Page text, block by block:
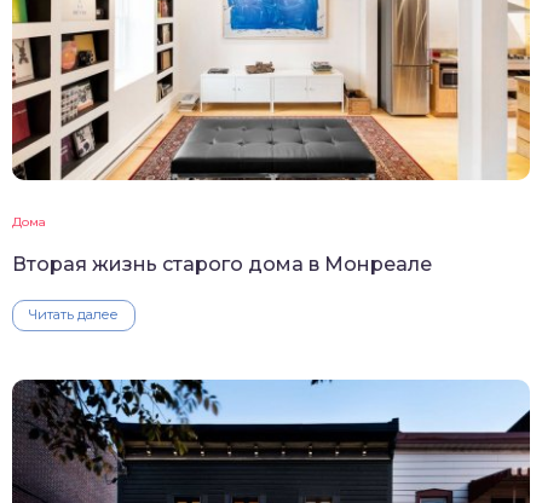
Дома
Вторая жизнь старого дома в Монреале
Читать далее